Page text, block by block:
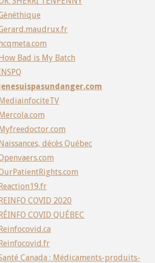
Bad is My Batch
décès Québec
COVID 2020
COVID QUÉBEC
Canada : Médicaments-produits-